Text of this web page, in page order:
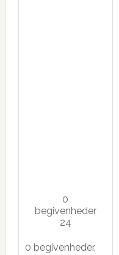
0
begivenheder
24
0 begivenheder,